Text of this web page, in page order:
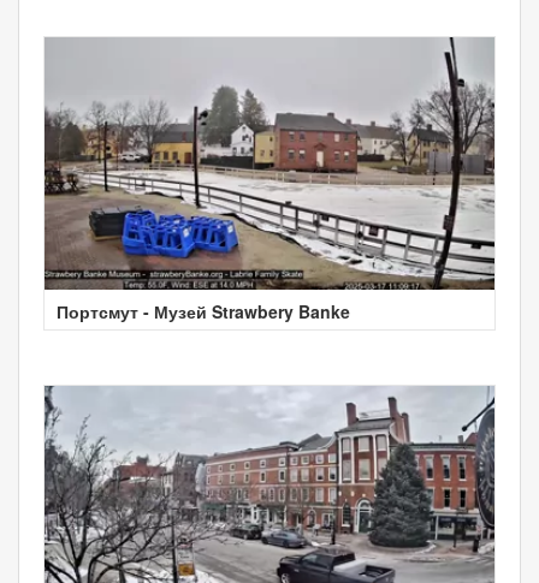
Портсмут - Музей Strawbery Banke